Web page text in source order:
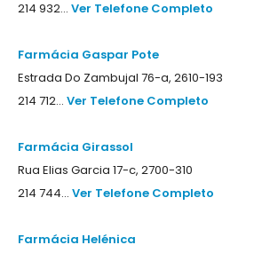
214 932... Ver Telefone Completo
Farmácia Gaspar Pote
Estrada Do Zambujal 76-a, 2610-193
214 712... Ver Telefone Completo
Farmácia Girassol
Rua Elias Garcia 17-c, 2700-310
214 744... Ver Telefone Completo
Farmácia Helénica